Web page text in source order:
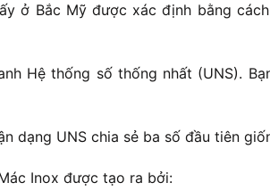
ở Bắc Mỹ được xác định bằng
Hệ thống số thống nhất (UNS).
dạng UNS chia sẻ ba số đầu tiên
Inox được tạo ra bởi: